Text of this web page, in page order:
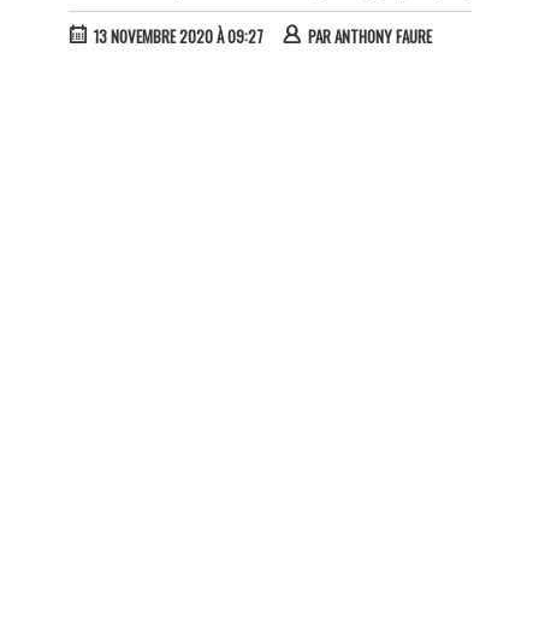
13 NOVEMBRE 2020 À 09:27 PARANTHONY FAURE